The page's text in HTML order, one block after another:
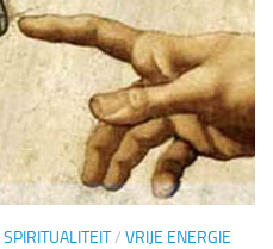
SPIRITUALITEIT/ VRIJE ENERGIE